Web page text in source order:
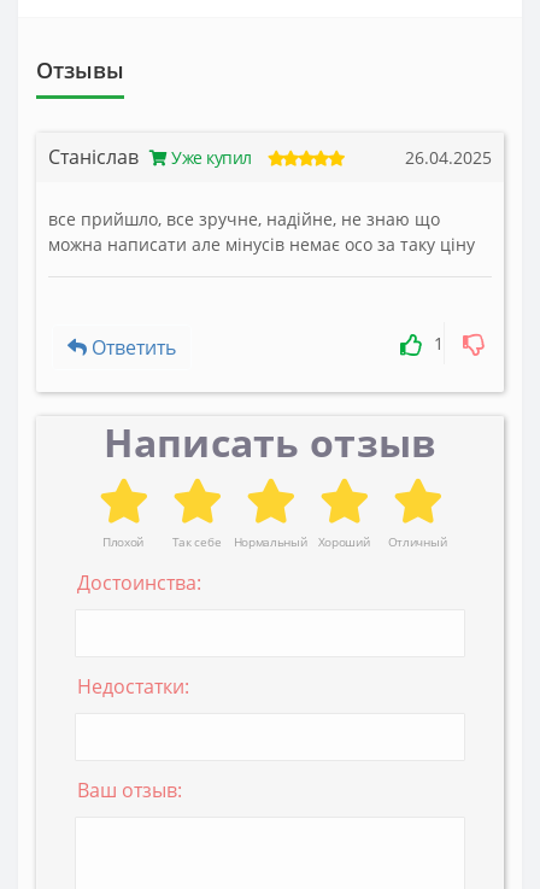
Отзывы
Станіслав Уже купил 26.04.2025
все прийшло, все зручне, надійне, не знаю що
можна написати але мінусів немає осо за таку ціну
1
Ответить
Написать отзыв
Плохой Так себе Нормальный Хороший Отличный
Достоинства:
Недостатки:
Ваш отзыв: